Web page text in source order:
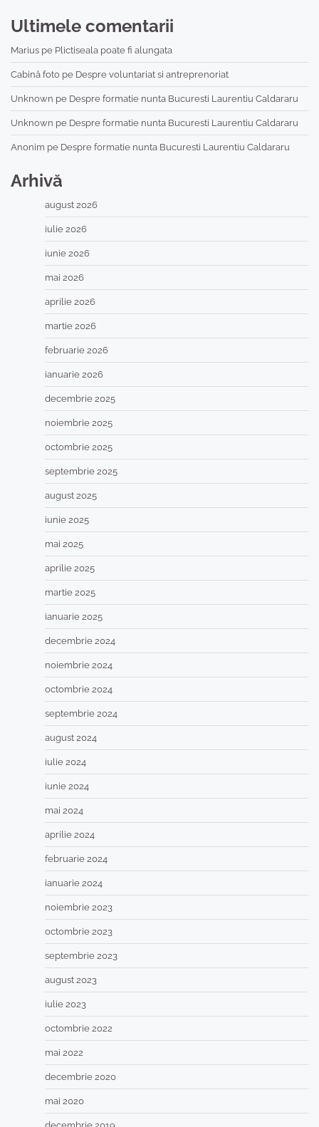
Ultimele comentarii
Marius pe Plictiseala poate fi alungata
Cabină foto pe Despre voluntariat si antreprenoriat
Unknown pe Despre formatie nunta Bucuresti Laurentiu Caldararu
Unknown pe Despre formatie nunta Bucuresti Laurentiu Caldararu
Anonim pe Despre formatie nunta Bucuresti Laurentiu Caldararu
Arhivă
august 2026
iulie 2026
iunie 2026
mai 2026
aprilie 2026
martie 2026
februarie 2026
ianuarie 2026
decembrie 2025
noiembrie 2025
octombrie 2025
septembrie 2025
august 2025
iunie 2025
mai 2025
aprilie 2025
martie 2025
ianuarie 2025
decembrie 2024
noiembrie 2024
octombrie 2024
septembrie 2024
august 2024
iulie 2024
iunie 2024
mai 2024
aprilie 2024
februarie 2024
ianuarie 2024
noiembrie 2023
octombrie 2023
septembrie 2023
august 2023
iulie 2023
octombrie 2022
mai 2022
decembrie 2020
mai 2020